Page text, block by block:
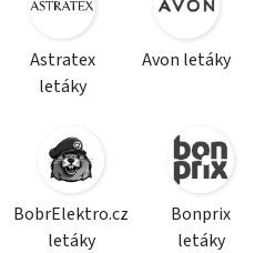
Astratex
letáky
Avon letáky
BobrElektro.cz
letáky
Bonprix
letáky